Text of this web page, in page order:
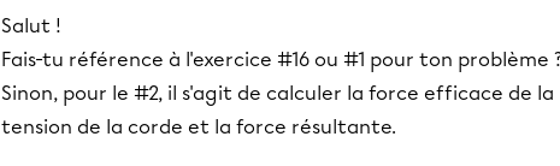
Salut !
Fais-tu référence à l'exercice #16 ou #1 pour ton problème
Sinon, pour le #2, il s'agit de calculer la force efficace de la
tension de la corde et la force résultante.